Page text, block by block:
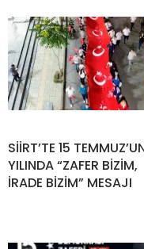
SİİRT’TE 15
YILINDA “ZAFER BİZİM,
İRADE BİZİM” MESAJI